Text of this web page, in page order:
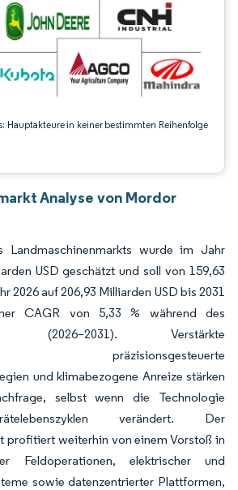
Hauptakteure in keiner bestimmten Reihenfolge
Analyse von Mordor
Landmaschinenmarkts wurde im Jahr
USD geschätzt und soll von 159,63
2026 auf 206,93 Milliarden USD bis 2031
CAGR von 5,33 % während des
(2026–2031). Verstärkte
präzisionsgesteuerte
und klimabezogene Anreize stärken
selbst wenn die Technologie
verändert. Der
profitiert weiterhin von einem Vorstoß in
Feldoperationen, elektrischer und
sowie datenzentrierter Plattformen,